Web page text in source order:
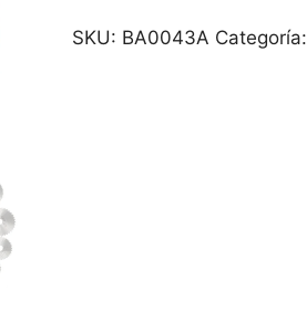
Mini
SKU: BA0043A Categoría: